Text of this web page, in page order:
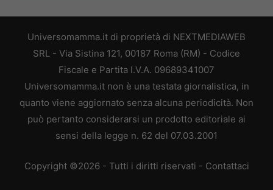
Universomamma.it di proprietà di NEXTMEDIAWEB
SRL - Via Sistina 121, 00187 Roma (RM) - Codice
Fiscale e Partita I.V.A. 09689341007
Universomamma.it non è una testata giornalistica, in
quanto viene aggiornato senza alcuna periodicità. Non
può pertanto considerarsi un prodotto editoriale ai
sensi della legge n. 62 del 07.03.2001
Copyright ©2026 - Tutti i diritti riservati - Contattaci